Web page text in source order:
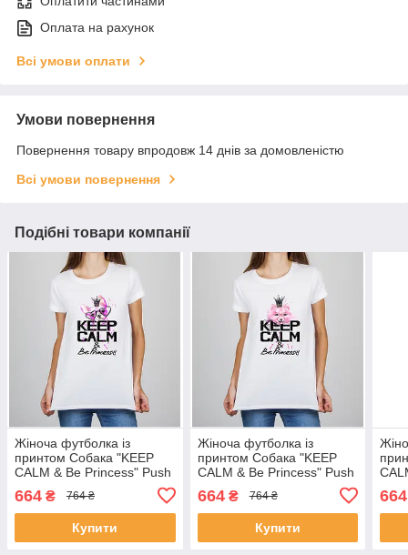
Оплата на рахунок
Всі умови оплати
Умови повернення
Повернення товару впродовж 14 днів за домовленістю
Всі умови повернення
Подібні товари компанії
Жіноча футболка із
принтом Собака "KEEP
CALM & Be Princess" Push
664 ₴ 764 ₴
Купити
Жіноча футболка із
принтом Собака "KEEP
CALM & Be Princess" Push
664₴ 764 ₴
Купити
664